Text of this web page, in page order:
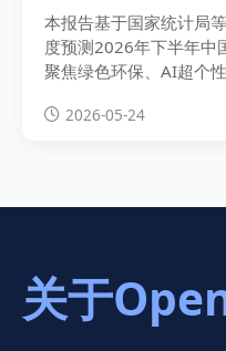
本报告基于国家统计局
度预测2026年下半年中
聚焦绿色环保、AI超个
三大趋势，为品牌提供
威性的实操指南。
2026-05-24
关于